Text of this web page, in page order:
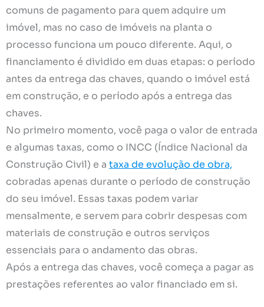
comuns de pagamento para quem adquire um
imóvel, mas no caso de imóveis na planta o
processo funciona um pouco diferente. Aqui, o
financiamento é dividido em duas etapas: o período
antes da entrega das chaves, quando o imóvel está
em construção, e o período após a entrega das
chaves.
No primeiro momento, você paga o valor de entrada
e algumas taxas, como o INCC (Índice Nacional da
Construção Civil) e a taxa de evolução de obra,
cobradas apenas durante o período de construção
do seu imóvel. Essas taxas podem variar
mensalmente, e servem para cobrir despesas com
materiais de construção e outros serviços
essenciais para o andamento das obras.
Após a entrega das chaves, você começa a pagar as
prestações referentes ao valor financiado em si.